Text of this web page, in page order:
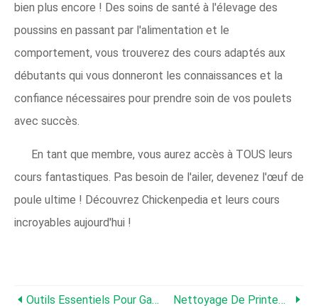
bien plus encore ! Des soins de santé à l'élevage des
poussins en passant par l'alimentation et le
comportement, vous trouverez des cours adaptés aux
débutants qui vous donneront les connaissances et la
confiance nécessaires pour prendre soin de vos poulets
avec succès.
En tant que membre, vous aurez accès à TOUS leurs
cours fantastiques. Pas besoin de l'ailer, devenez l'œuf de
poule ultime ! Découvrez Chickenpedia et leurs cours
incroyables aujourd'hui !
Outils Essentiels Pour Garder Les Poulets Nettoyage De Printemps De Votre Poulailler - Un Guide Étape Par Étape